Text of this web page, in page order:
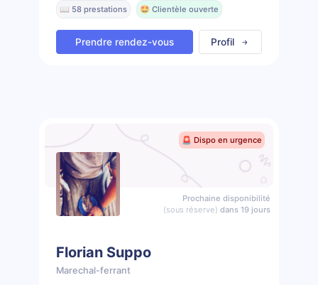
📖 58 prestations 🤩 Clientèle ouverte
Prendre rendez-vous Profil
🚨 Dispo en urgence
Prochaine disponibilité
(sous réserve) dans 19 jours
Florian Suppo
Marechal-ferrant